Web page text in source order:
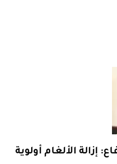
إزالة الألغام أولوية